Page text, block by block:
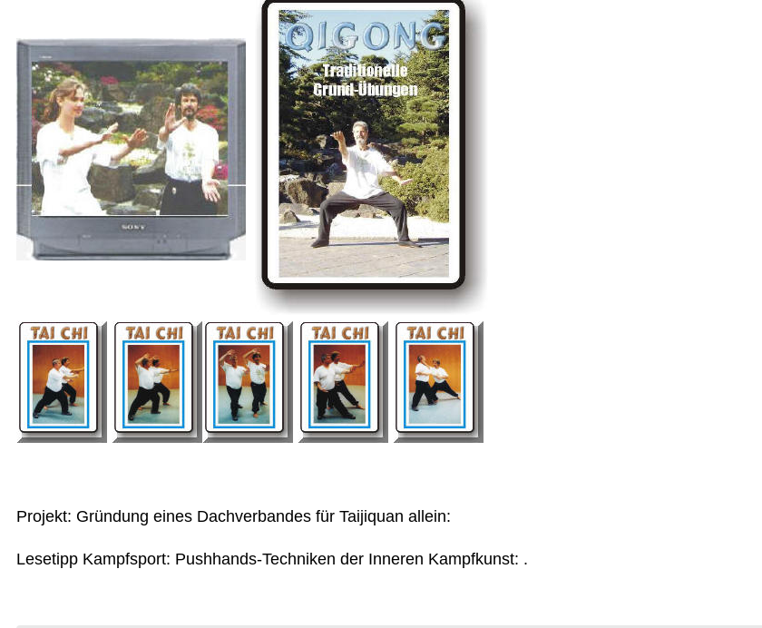
Projekt: Gründung eines Dachverbandes für Taijiquan allein:
Lesetipp Kampfsport: Pushhands-Techniken der Inneren Kampfkunst: .